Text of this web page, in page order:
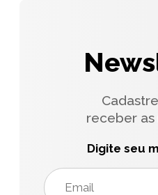
receber as
Digite seu